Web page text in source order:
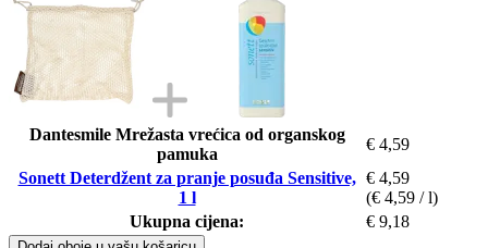
Dantesmile Mrežasta vrećica od organskog
pamuka
€ 4,59
Sonett Deterdžent za pranje posuđa Sensitive,
1 l
€ 4,59
(€ 4,59 / l)
Ukupna cijena:
€ 9,18